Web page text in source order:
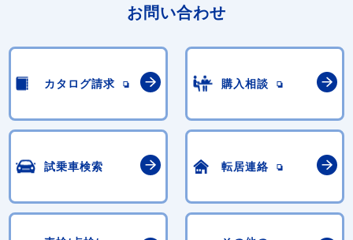
お問い合わせ
カタログ請求 購入相談
試乗車検索 転居連絡